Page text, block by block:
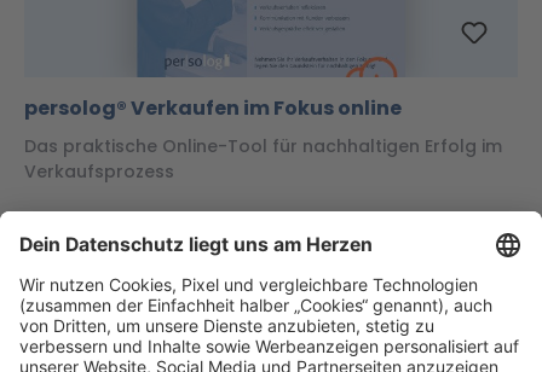
persolog® Verkaufen im Fokus online
Das praktische Online-Tool für nachhaltigen Erfolg im
Verkaufsprozess
114,05 €*
Preise inkl. MwSt. zzgl. Versandkosten
Details